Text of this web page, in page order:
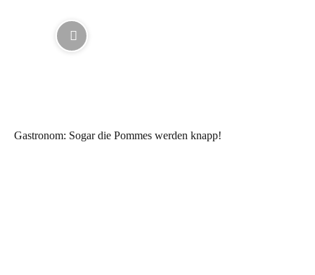
Gastronom: Sogar die Pommes werden knapp!